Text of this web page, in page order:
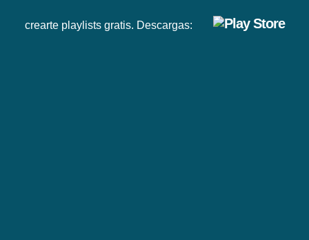
crearte playlists gratis. Descargas: